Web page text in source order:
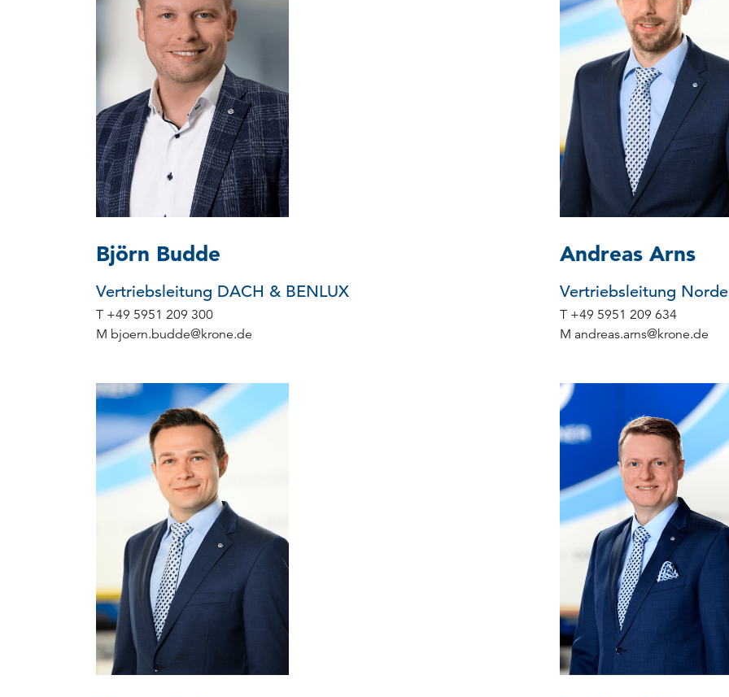
Björn Budde
Vertriebsleitung DACH & BENLUX
T +49 5951 209 300
M bjoern.budde@krone.de
Andreas Arns
Vertriebsleitung
T +49 5951 209 634
M andreas.arns@krone.de